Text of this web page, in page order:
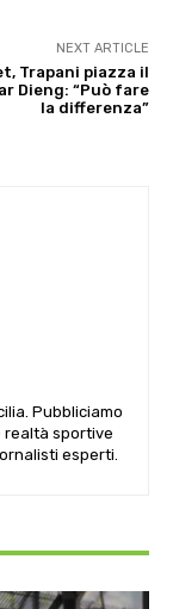
NEXT ARTICLE
Trapani piazza il
Dieng: “Può fare
la differenza”
Pubbliciamo
realtà sportive
esperti.